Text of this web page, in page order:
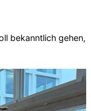
bekanntlich gehen,